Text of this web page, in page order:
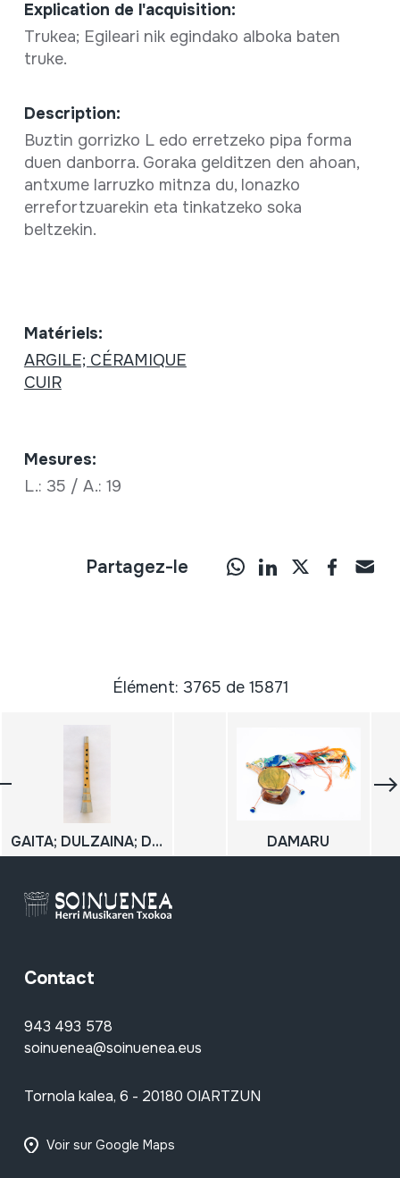
Explication de l'acquisition:
Trukea; Egileari nik egindako alboka baten
truke.
Description:
Buztin gorrizko L edo erretzeko pipa forma
duen danborra. Goraka gelditzen den ahoan,
antxume larruzko mitnza du, lonazko
errefortzuarekin eta tinkatzeko soka
beltzekin.
Matériels:
ARGILE; CÉRAMIQUE
CUIR
Mesures:
L.: 35 / A.: 19
Partagez-le
Élément: 3765 de 15871
GAITA; DULZAINA; DULTZAINA DAMARU
Contact
943 493 578
soinuenea@soinuenea.eus
Tornola kalea, 6 - 20180 OIARTZUN
Voir sur Google Maps